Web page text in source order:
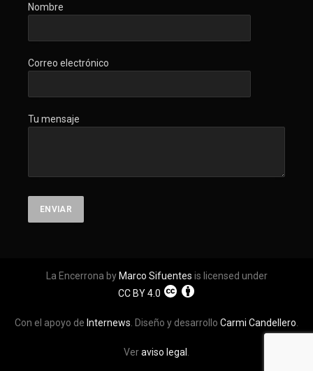
Nombre
Correo electrónico
Tu mensaje
La Encerrona by Marco Sifuentes is licensed under
CC BY 4.0
Con el apoyo de Internews . Diseño y desarrollo Carmi Candellero
Veraviso legal